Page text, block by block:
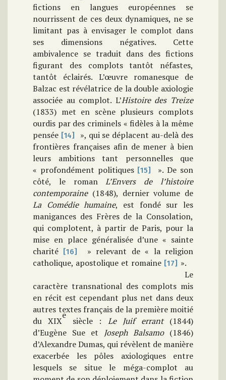
fictions en langues européennes se
nourrissent de ces deux dynamiques, ne se
limitant pas à envisager le complot dans
ses dimensions négatives. Cette
ambivalence se traduit dans des fictions
figurant des complots tantôt néfastes,
tantôt éclairés. L’œuvre romanesque de
Balzac est révélatrice de la double axiologie
associée au complot. L’Histoire des Treize
(1833) met en scène plusieurs complots
ourdis par des criminels «fidèles à la même
pensée [14] », qui se déplacent au-delà des
frontières françaises afin de mener à bien
leurs ambitions tant personnelles que
« profondément politiques [15]
». De son
côté, le romanL’Envers de l’histoire
contemporaine(1848), dernier volume de
La Comédie humaine, est fondé sur les
manigances des Frères de la Consolation,
qui complotent, à partir de Paris, pour la
mise en place généralisée d’une « sainte
charité
[16]
» relevant de « la religion
catholique, apostolique et romaine [17] ».
Le
caractère transnational des complots mis
en récit est cependant plus net dans deux
autres textes français de la première moitié
du XIX
e
siècle : Le Juif errant(1844)
d’Eugène Sue et Joseph Balsamo(1846)
d’Alexandre Dumas, qui révèlent de manière
exacerbée les pôles axiologiques entre
lesquels se situe le méga-complot au